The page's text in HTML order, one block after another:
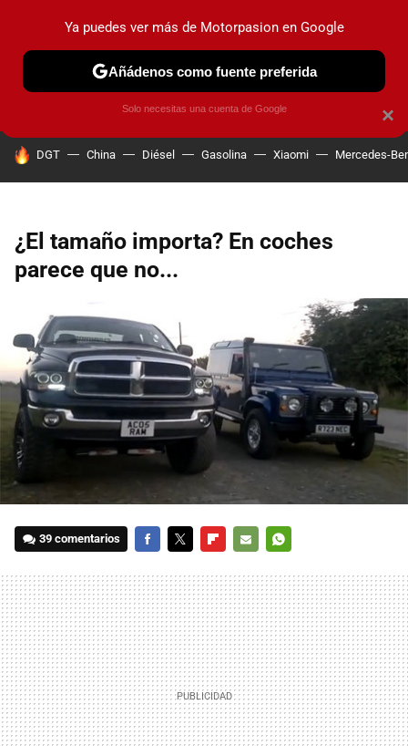
PRUEBAS COCHES ELÉCTRICOS OBSERVATORIO
HOY SE HABLA DE
DGT China Diésel Gasolina Xiaomi Mercedes-
¿El tamaño importa? En coches
parece que no...
39 comentarios
MAIL
×
Ya puedes ver más de Motorpasion en Google
Añádenos como fuente preferida
Solo necesitas una cuenta de Google